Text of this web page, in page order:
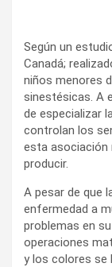
Según un
Canadá;
niños menores
sinestésicas. A
de especializar
controlan los
esta asociación
producir.
A pesar de que
enfermedad a
problemas en
operaciones
y los colores se